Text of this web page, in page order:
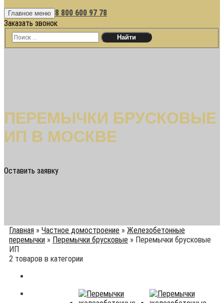
Главное меню 8 800 600 97 78
Заказать звонок
ПЕРЕМЫЧКИ БРУСКОВЫЕ
ИП В МОСКВЕ
Оставить заявку
Главная » Частное домостроение » Железобетонные
перемычки » Перемычки брусковые » Перемычки брусковые
ИП
2 товаров в категории